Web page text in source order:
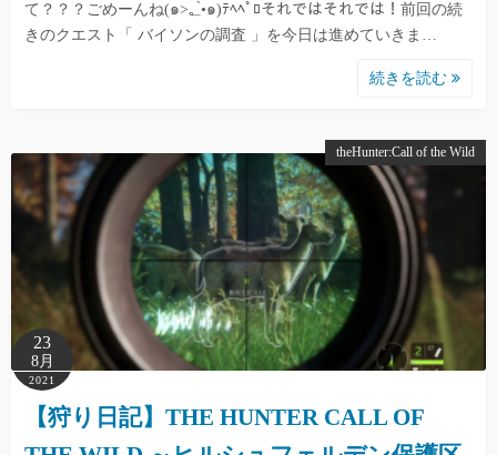
て？？？ごめーんね(๑>؂•̀๑)ﾃﾍﾍﾟﾛそれではそれでは！前回の続
きのクエスト「 バイソンの調査 」を今日は進めていきま…
続きを読む
theHunter:Call of the Wild
23
8月
2021
【狩り日記】THE HUNTER CALL OF